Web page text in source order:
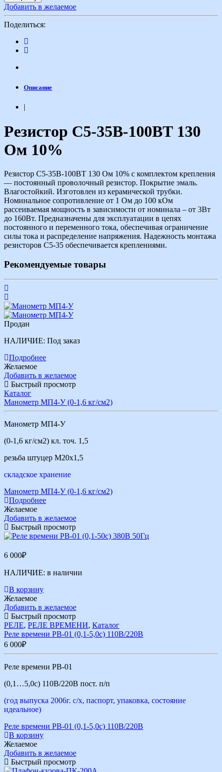
Добавить в желаемое
Поделиться:
Описание
|
Резистор С5-35В-100ВТ 130
Ом 10%
Резистор С5-35В-100ВТ 130 Ом 10% с комплектом крепления
— постоянный проволочный резистор. Покрытие эмаль.
Влагостойкий. Изготовлен из керамической трубки.
Номинальное сопротивление от 1 Ом до 100 кОм
рассеиваемая мощность в зависимости от номинала – от 3Вт
до 160Вт. Предназначены для эксплуатации в цепях
постоянного и переменного тока, обеспечивая ограничение
силы тока и распределение напряжения. Надежность монтажа
резисторов С5-35 обеспечивается креплениями.
Рекомендуемые товары
Продан
НАЛИЧИЕ: Под заказ
Подробнее
Желаемое
Добавить в желаемое
Быстрый просмотр
Каталог
Манометр МП4-У (0-1,6 кг/см2)
Манометр МП4-У
(0-1,6 кг/см2) кл. точ. 1,5
резьба штуцер М20х1,5
складское хранение
Манометр МП4-У (0-1,6 кг/см2)
Подробнее
Желаемое
Добавить в желаемое
Быстрый просмотр
6 000₽
НАЛИЧИЕ: в наличии
В корзину
Желаемое
Добавить в желаемое
Быстрый просмотр
РЕЛЕ, РЕЛЕ ВРЕМЕНИ, Каталог
Реле времени РВ-01 (0,1-5,0с) 110В/220В
6 000₽
Реле времени РВ-01
(0,1…5,0с) 110В/220В пост. п/п
(год выпуска 2006г. с/х, паспорт, упаковка, состояние
идеальное)
Реле времени РВ-01 (0,1-5,0с) 110В/220В
В корзину
Желаемое
Добавить в желаемое
Быстрый просмотр